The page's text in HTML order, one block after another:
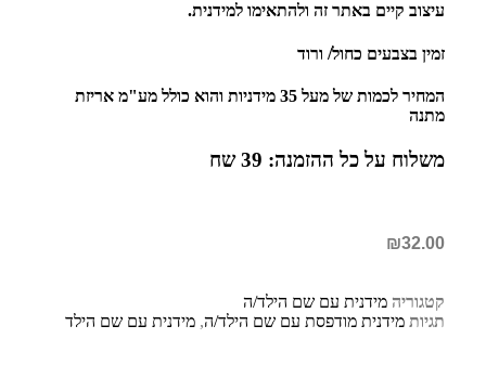
עיצוב קיים באתר זה ולהתאימו למידנית.
זמין בצבעים כחול/ ורוד
המחיר לכמות של מעל 35 מידניות והוא כולל מע"מ אריזת
מתנה
משלוח על כל ההזמנה: 39 שח
₪32.00
קטגוריה מידנית עם שם הילד/ה
תגיות מידנית מודפסת עם שם הילד/ה, מידנית עם שם הילד